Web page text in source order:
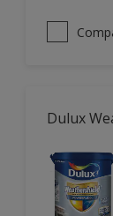
Dulux